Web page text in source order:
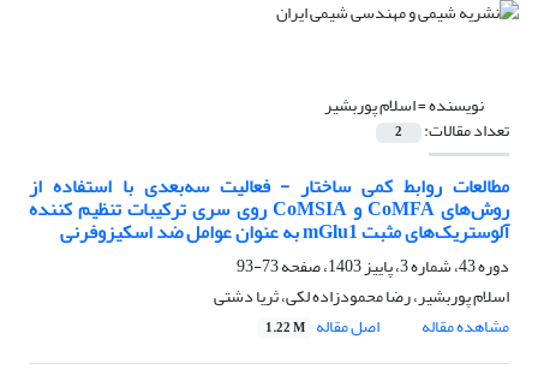
نویسنده =اسلام پوربشیر
تعداد مقالات: 2
مطالعات روابط کمی ساختار - فعالیت سه‌بعدی با استفاده از
روش‌های CoMFA و CoMSIA روی سری ترکیبات تنظیم کننده
آلوستریک‌های مثبت mGlu1 به عنوان عوامل ضد اسکیزوفرنی
دوره 43، شماره 3، پاییز 1403، صفحه
73-93
اسلام پوربشیر، رضا محمودزاده لکی، ثریا دشتی
مشاهده مقاله
اصل مقاله 1.22 M